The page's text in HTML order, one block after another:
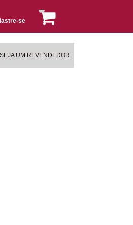
se
SEJA UM REVENDEDOR